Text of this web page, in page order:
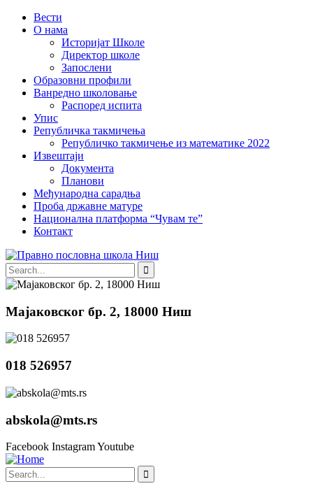
Вести
О нама
Историјат Школе
Директор школе
Запослени
Образовни профили
Ванредно школовање
Распоред испита
Упис
Републичка такмичења
Републичко такмичење из математике 2022
Извештаји
Документа
Планови
Међународна сарадња
Проба државне матуре
Национална платформа “Чувам те”
Контакт
Мајаковског бр. 2, 18000 Ниш
018 526957
abskola@mts.rs
Facebook InstagramYoutube